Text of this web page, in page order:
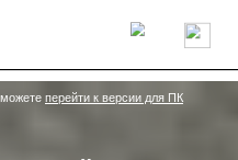
Пресса
Архитекторы
Книги Вакансии
перейти к версии для ПК